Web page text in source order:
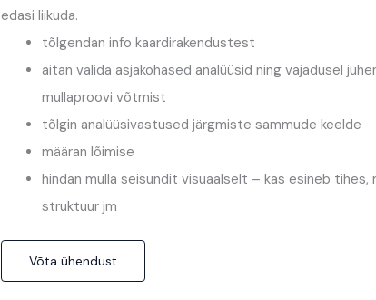
edasi liikuda.
tõlgendan info kaardirakendustest
aitan valida asjakohased analüüsid ning vajadusel
mullaproovi võtmist
tõlgin analüüsivastused järgmiste sammude keelde
määran lõimise
hindan mulla seisundit visuaalselt – kas esineb tihes,
struktuur jm
Võta ühendust